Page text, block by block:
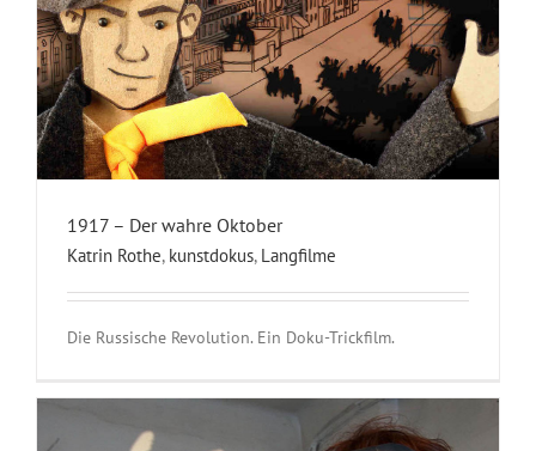
1917 – Der wahre Oktober
Katrin Rothe, kunstdokus, Langfilme
Die Russische Revolution. Ein Doku-Trickfilm.